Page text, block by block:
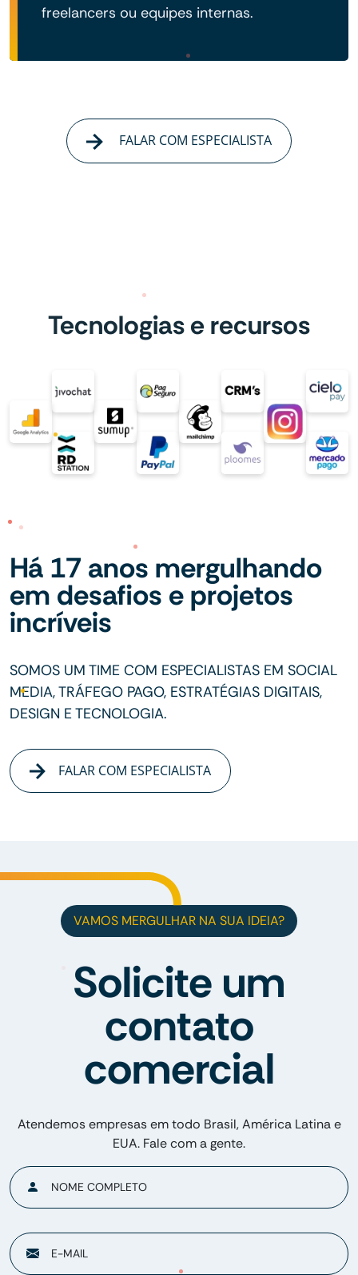
freelancers ou equipes internas.
FALAR COM ESPECIALISTA
Tecnologias e recursos
Há 17 anos mergulhando
em desafios e projetos
incríveis
SOMOS UM TIME COM ESPECIALISTAS EM SOCIAL
MEDIA, TRÁFEGO PAGO, ESTRATÉGIAS DIGITAIS,
DESIGN E TECNOLOGIA.
FALAR COM ESPECIALISTA
VAMOS MERGULHAR NA SUA IDEIA?
Solicite um
contato
comercial
Atendemos empresas em todo Brasil, América Latina e
EUA. Fale com a gente.
NOME COMPLETO
E-MAIL